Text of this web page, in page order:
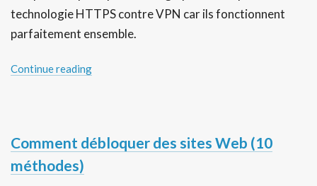
technologie HTTPS contre VPN car ils fonctionnent
parfaitement ensemble.
Continue reading
Comment débloquer des sites Web (10
méthodes)